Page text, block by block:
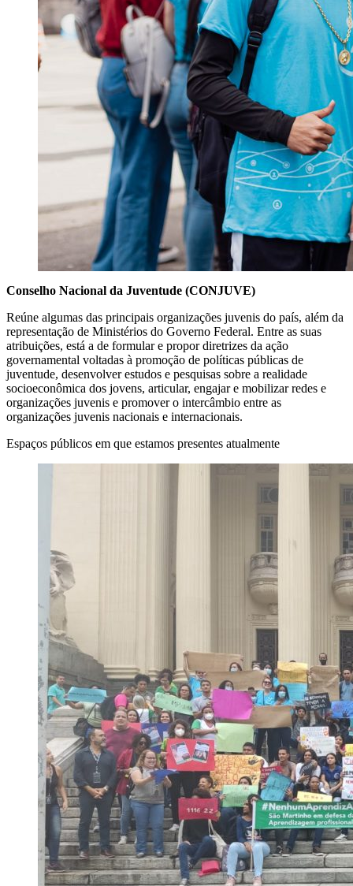
Conselho Nacional da Juventude (CONJUVE)
Reúne algumas das principais organizações juvenis do país, além da
representação de Ministérios do Governo Federal. Entre as suas
atribuições, está a de formular e propor diretrizes da ação
governamental voltadas à promoção de políticas públicas de
juventude, desenvolver estudos e pesquisas sobre a realidade
socioeconômica dos jovens, articular, engajar e mobilizar redes e
organizações juvenis e promover o intercâmbio entre as
organizações juvenis nacionais e internacionais.
Espaços públicos em que estamos presentes atualmente